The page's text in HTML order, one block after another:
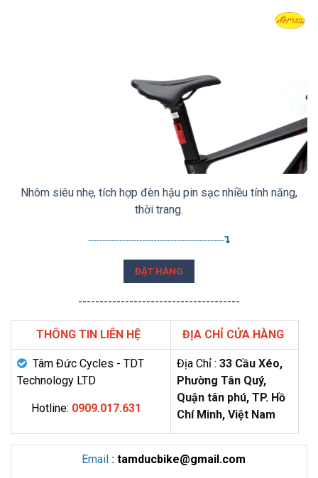
Nhôm siêu nhẹ, tích hợp đèn hậu pin sạc nhiều tính năng,
thời trang.
------------------------------------------------
ĐẶT HÀNG
--------------------------------------
THÔNG TIN LIÊN HỆ ĐỊA CHỈ CỬA HÀNG
Tâm Đức Cycles - TDT
Technology LTD
Hotline: 0909.017.631
Địa Chỉ : 33 Cầu Xéo,
Phường Tân Quý,
Quận tân phú, TP. Hồ
Chí Minh, Việt Nam
Email : tamducbike@gmail.com